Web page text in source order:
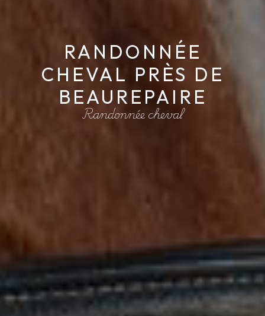
RANDONNÉE
CHEVAL PRÈS DE
BEAUREPAIRE
Randonnée cheval